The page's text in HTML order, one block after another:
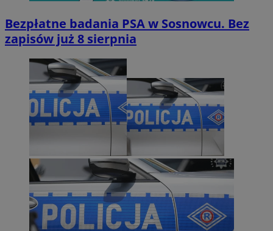
Bezpłatne badania PSA w Sosnowcu. Bez
zapisów już 8 sierpnia